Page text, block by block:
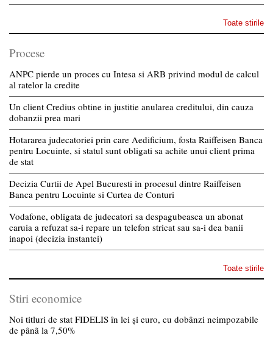
Toate stirile
Procese
ANPC pierde un proces cu Intesa si ARB privind modul de calcul
al ratelor la credite
Un client Credius obtine in justitie anularea creditului, din cauza
dobanzii prea mari
Hotararea judecatoriei prin care Aedificium, fosta Raiffeisen Banca
pentru Locuinte, si statul sunt obligati sa achite unui client prima
de stat
Decizia Curtii de Apel Bucuresti in procesul dintre Raiffeisen
Banca pentru Locuinte si Curtea de Conturi
Vodafone, obligata de judecatori sa despagubeasca un abonat
caruia a refuzat sa-i repare un telefon stricat sau sa-i dea banii
inapoi (decizia instantei)
Toate stirile
Stiri economice
Noi titluri de stat FIDELIS în lei și euro, cu dobânzi neimpozabile
de pânã la 7,50%